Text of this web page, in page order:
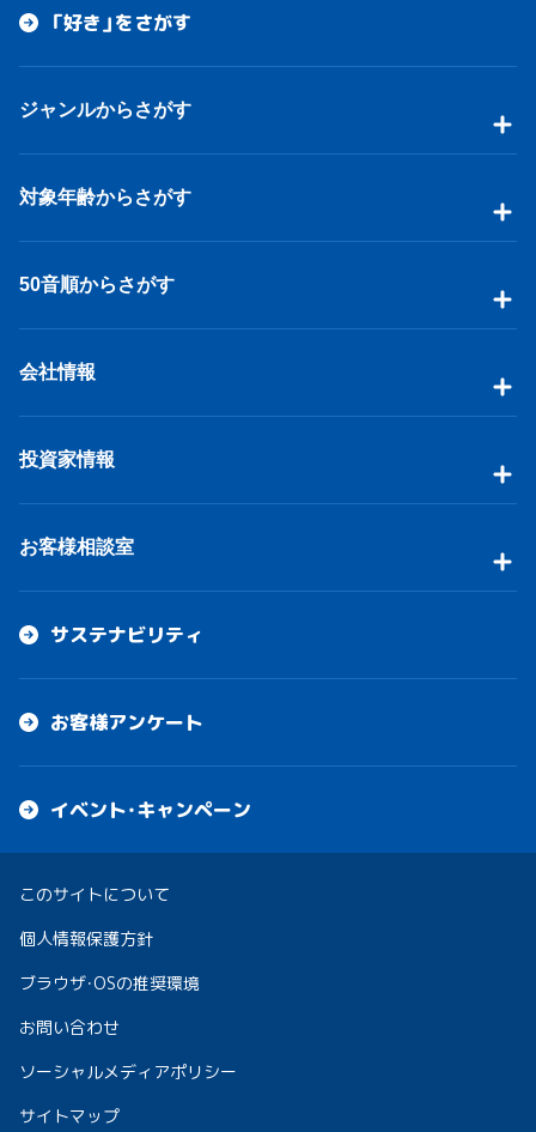
「好き」をさがす
ジャンルからさがす
対象年齢からさがす
50音順からさがす
会社情報
投資家情報
お客様相談室
サステナビリティ
お客様アンケート
イベント・キャンペーン
このサイトについて
個人情報保護方針
ブラウザ・OSの推奨環境
お問い合わせ
ソーシャルメディアポリシー
サイトマップ